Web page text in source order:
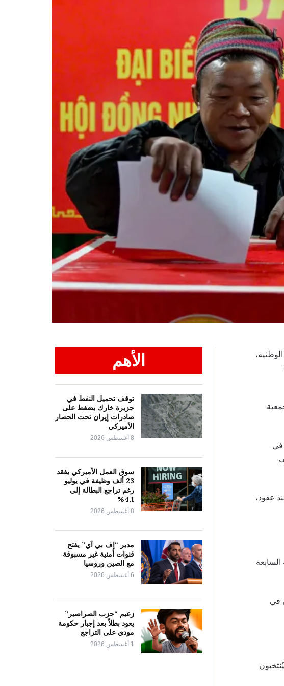
في
في
نحو 100 مليون نسمة، منذ عقود،
في
سيُنتخبون
الأهم
توقف تحميل النفط في
جزيرة خارك يضغط على
صادرات إيران تحت الحصار
الأميركي
8 أغسطس 2026
سوق العمل الأميركي يفقد
23 ألف وظيفة في يوليو
رغم تراجع البطالة إلى
4.1%
8 أغسطس 2026
مدير “إف بي آي” يفتح
قنوات أمنية غير مسبوقة
مع الصين وروسيا
6 أغسطس 2026
زعيم “حزب الصراصير”
يعود بطلاً بعد إجبار حكومة
مودي على التراجع
1 أغسطس 2026